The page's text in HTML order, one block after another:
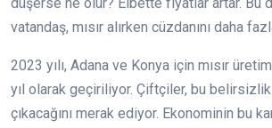
vatandaş, mısır alırken cüzdanını daha
2023 yılı, Adana ve Konya için mısır
yıl olarak geçiriliyor. Çiftçiler, bu
çıkacağını merak ediyor. Ekonominin bu